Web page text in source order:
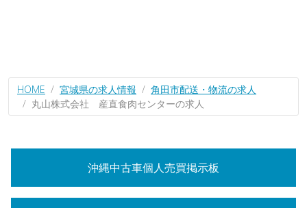
HOME 宮城県の求人情報
角田市配送・物流の求人
丸山株式会社 産直食肉センターの求人
沖縄中古車個人売買掲示板